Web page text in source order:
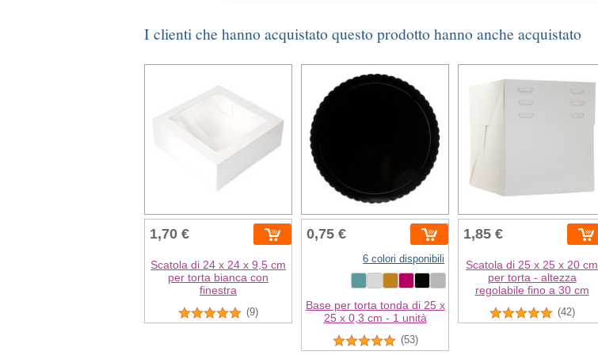
I clienti che hanno acquistato questo prodotto hanno anche acquistato
1,70 €
Scatola di 24 x 24 x 9,5 cm
per torta bianca con
finestra
(9)
0,75 €
6 colori disponibili
Base per torta tonda di 25 x
25 x 0,3 cm - 1 unità
(53)
1,85 €
Scatola di 25 x 25 x 20 cm
per torta - altezza
regolabile fino a 30 cm
(42)